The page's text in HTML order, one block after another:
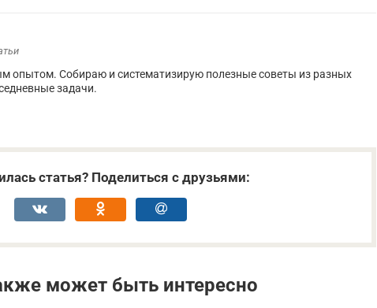
опытом. Собираю и систематизирую полезные советы из разных
задачи.
статья? Поделиться с друзьями:
может быть интересно